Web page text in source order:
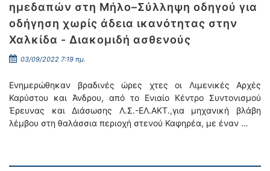
ημεδαπών στη Μήλο–Σύλληψη οδηγού για
οδήγηση χωρίς άδεια ικανότητας στην
Χαλκίδα - Διακομιδή ασθενούς
03/09/2022 7:19 πμ.
Ενημερώθηκαν βραδινές ώρες χτες οι Λιμενικές Αρχές
Καρύστου και Άνδρου, από το Ενιαίο Κέντρο Συντονισμού
Έρευνας και Διάσωσης Λ.Σ.-ΕΛ.ΑΚΤ.,για μηχανική βλάβη
λέμβου στη θαλάσσια περιοχή στενού Καφηρέα, με έναν …